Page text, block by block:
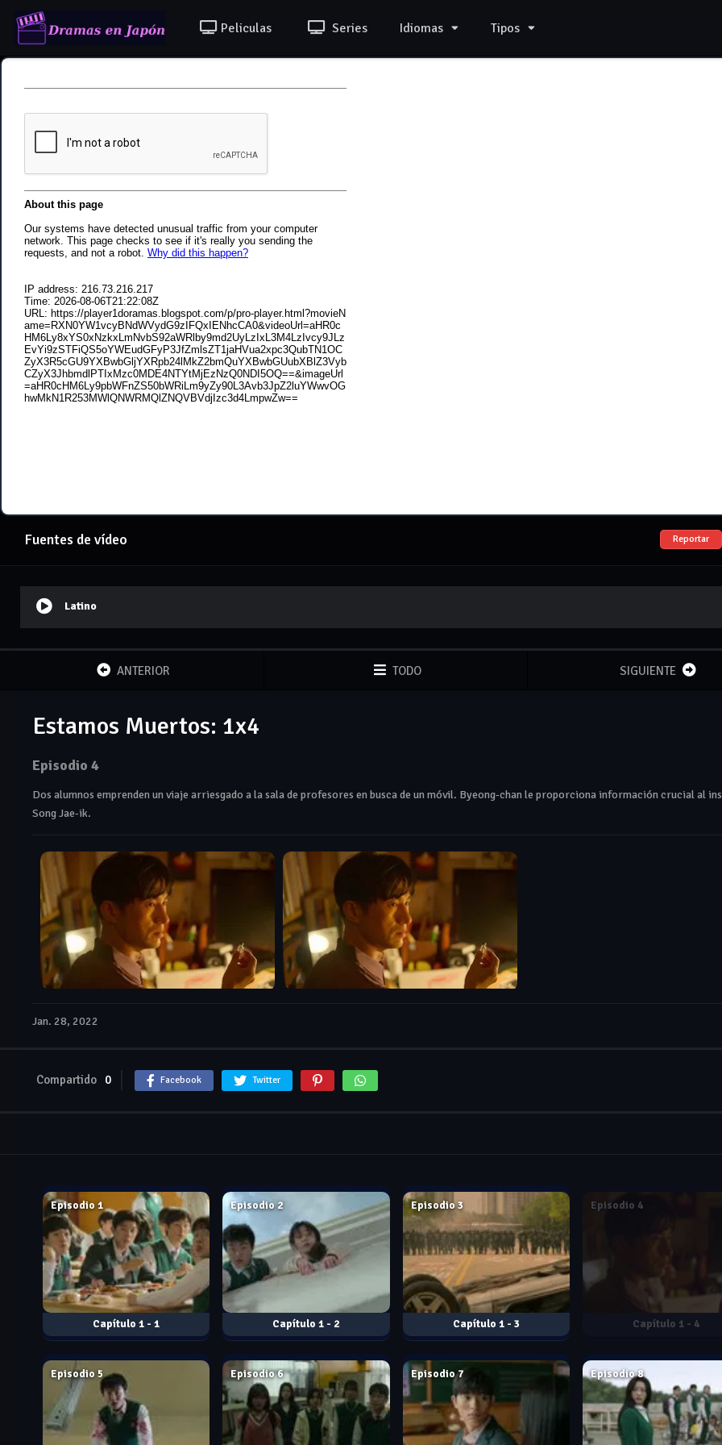
Peliculas Series Idiomas Tipos
Fuentes de vídeo Reportar
Latino
ANTERIOR TODO SIGUIENTE
Estamos Muertos: 1x4
Episodio 4
Dos alumnos emprenden un viaje arriesgado a la sala de profesores en busca de un móvil. Byeong‑chan le proporciona información crucial al
Song Jae‑ik.
Jan. 28, 2022
Compartido 0 Facebook Twitter
1 - 1
Episodio 1
1 - 2
Episodio 2
1 - 3
Episodio 3
1 - 4
Episodio 4
Episodio 5 Episodio 6 Episodio 7 Episodio 8